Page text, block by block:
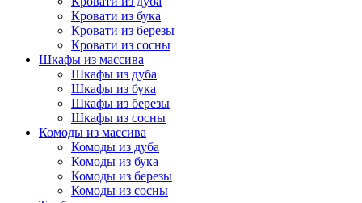
Кровати из бука
Кровати из березы
Кровати из сосны
Шкафы из массива
Шкафы из дуба
Шкафы из бука
Шкафы из березы
Шкафы из сосны
Комоды из массива
Комоды из дуба
Комоды из бука
Комоды из березы
Комоды из сосны